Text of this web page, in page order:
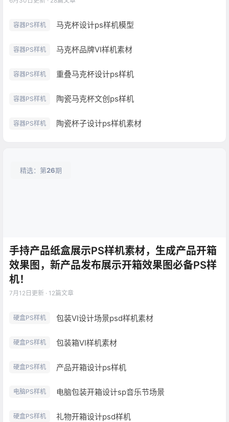
容器PS样机 马克杯设计ps样机模型
容器PS样机 马克杯品牌VI样机素材
容器PS样机 重叠马克杯设计ps样机
容器PS样机 陶瓷马克杯文创ps样机
容器PS样机 陶瓷杯子设计ps样机素材
精选：第26期
手持产品纸盒展示PS样机素材，生成产品开箱
效果图，新产品发布展示开箱效果图必备PS样
机！
7月12日 更新 · 12篇文章
硬盒PS样机 包装VI设计场景psd样机素材
硬盒PS样机 包装箱VI样机素材
硬盒PS样机 产品开箱设计ps样机
电脑PS样机 电脑包装开箱设计sp音乐节场景
硬盒PS样机 礼物开箱设计psd样机